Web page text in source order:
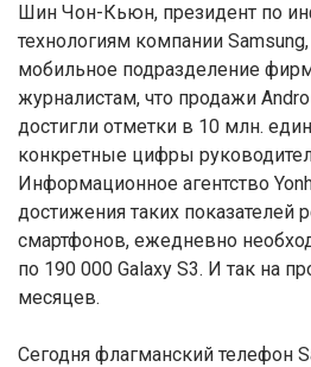
Шин Чон-Кьюн, президент по
технологиям компании
мобильное подразделение
журналистам, что продажи
достигли отметки в 10 млн.
конкретные цифры
Информационное агентство
достижения таких показателей
смартфонов, ежедневно
по 190 000 Galaxy S3. И так на
месяцев.
Сегодня флагманский телефон